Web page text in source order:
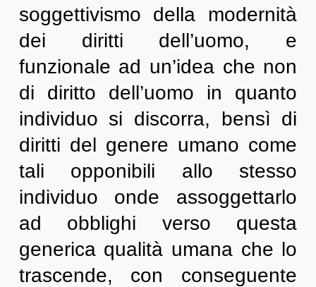
soggettivismo della modernità
dei diritti dell’uomo, e
funzionale ad un’idea che non
di diritto dell’uomo in quanto
individuo si discorra, bensì di
diritti del genere umano come
tali opponibili allo stesso
individuo onde assoggettarlo
ad obblighi verso questa
generica qualità umana che lo
trascende, con conseguente